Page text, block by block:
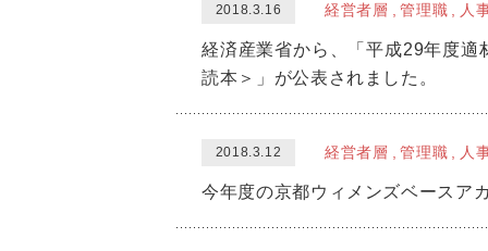
2018.3.16 経営者層 管理職 人
経済産業省から、「平成29年度適
読本＞」が公表されました。
2018.3.12 経営者層 管理職 人
今年度の京都ウィメンズベースア